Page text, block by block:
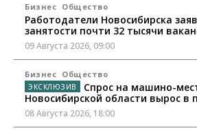
Бизнес Общество
Работодатели Новосибирска
занятости почти 32 тысячи
09 Августа 2026, 09:00
Бизнес Общество
Спрос на машино-
Новосибирской области вырос в
08 Августа 2026, 18:00